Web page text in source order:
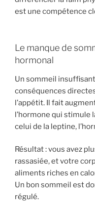
est une compétence
Le manque de
hormonal
Un sommeil
conséquences
l’appétit. Il fait
l’hormone qui stimule
celui de la leptine,
Résultat : vous avez
rassasiée, et votre
aliments riches en
Un bon sommeil est
régulé.